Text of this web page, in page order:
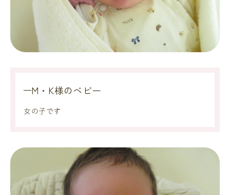
M・K様のベビー
女の子です